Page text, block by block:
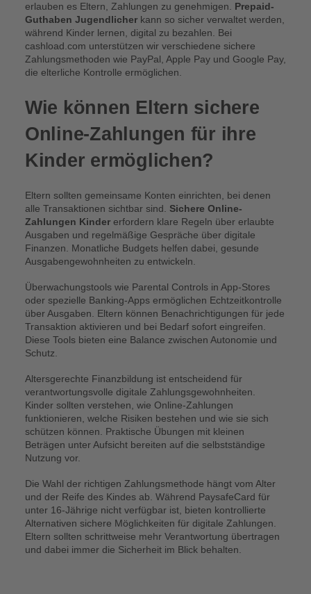
erlauben es Eltern, Zahlungen zu genehmigen. Prepaid-
Guthaben Jugendlicherkann so sicher verwaltet werden,
während Kinder lernen, digital zu bezahlen. Bei
cashload.com unterstützen wir verschiedene sichere
Zahlungsmethoden wie PayPal, Apple Pay und Google Pay,
die elterliche Kontrolle ermöglichen.
Wie können Eltern sichere
Online-Zahlungen für ihre
Kinder ermöglichen?
Eltern sollten gemeinsame Konten einrichten, bei denen
alle Transaktionen sichtbar sind. Sichere Online-
Zahlungen Kindererfordern klare Regeln über erlaubte
Ausgaben und regelmäßige Gespräche über digitale
Finanzen. Monatliche Budgets helfen dabei, gesunde
Ausgabengewohnheiten zu entwickeln.
Überwachungstools wie Parental Controls in App-Stores
oder spezielle Banking-Apps ermöglichen Echtzeitkontrolle
über Ausgaben. Eltern können Benachrichtigungen für jede
Transaktion aktivieren und bei Bedarf sofort eingreifen.
Diese Tools bieten eine Balance zwischen Autonomie und
Schutz.
Altersgerechte Finanzbildung ist entscheidend für
verantwortungsvolle digitale Zahlungsgewohnheiten.
Kinder sollten verstehen, wie Online-Zahlungen
funktionieren, welche Risiken bestehen und wie sie sich
schützen können. Praktische Übungen mit kleinen
Beträgen unter Aufsicht bereiten auf die selbstständige
Nutzung vor.
Die Wahl der richtigen Zahlungsmethode hängt vom Alter
und der Reife des Kindes ab. Während PaysafeCard für
unter 16-Jährige nicht verfügbar ist, bieten kontrollierte
Alternativen sichere Möglichkeiten für digitale Zahlungen.
Eltern sollten schrittweise mehr Verantwortung übertragen
und dabei immer die Sicherheit im Blick behalten.